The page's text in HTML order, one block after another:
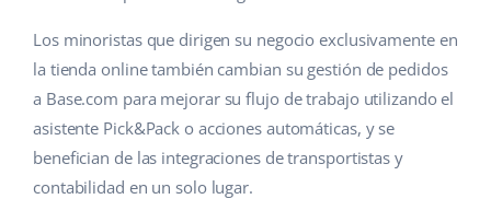
Moda
Auditoría de cuentas
Otros
Calculadora de beneficios
español (AR)
español (MX)
Los minoristas que dirigen su negocio exclusivamente en
la tienda online también cambian su gestión de pedidos
a Base.com para mejorar su flujo de trabajo utilizando el
asistente Pick&Pack o acciones automáticas, y se
benefician de las integraciones de transportistas y
contabilidad en un solo lugar.